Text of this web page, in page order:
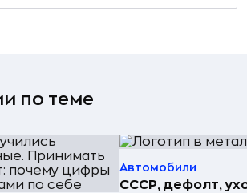
по теме
Автомобили
СССР, дефолт,